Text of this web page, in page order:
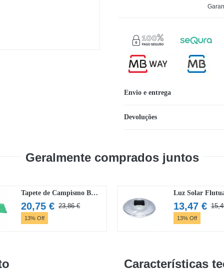
Bestway
Envio e entrega
Devoluções
Geralmente comprados juntos
Tapete de Campismo Bestway Mondor 186 cm x 110 cm x 4 cm
23,86€O
20,75€
O
13% Off
13,47€
13% Off
Características